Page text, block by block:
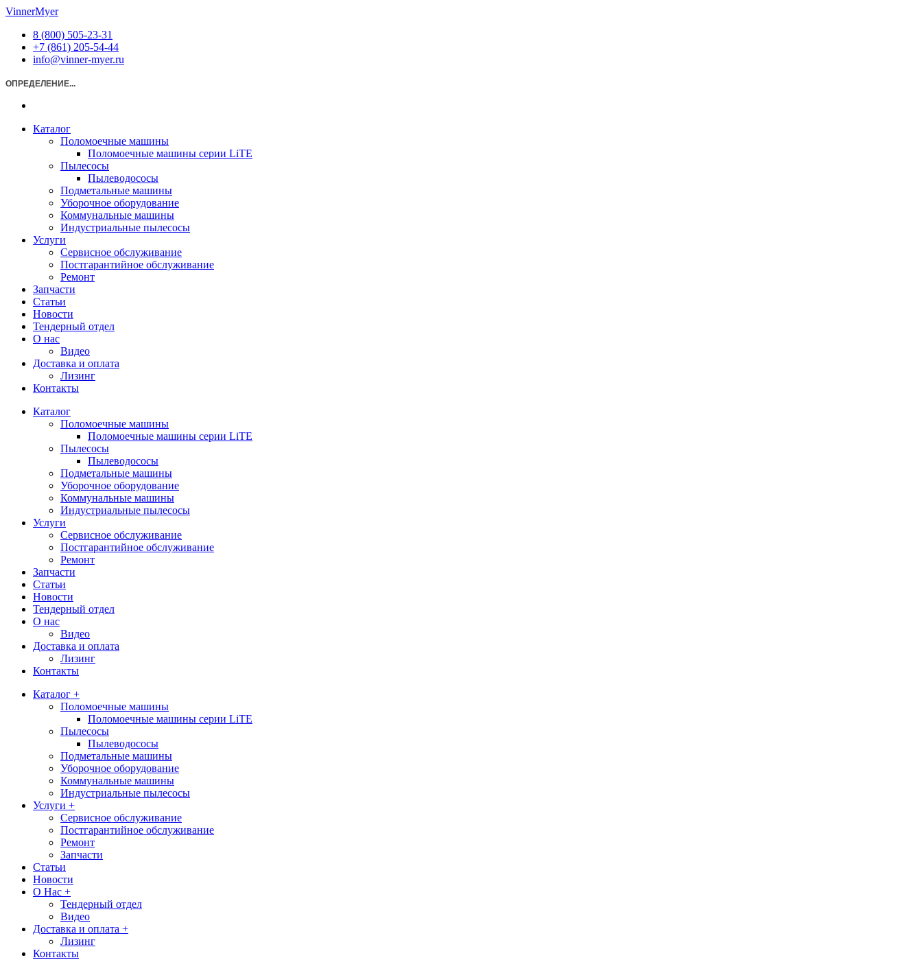
Перейти
содержимому
VinnerMyer
8 (800) 505-23-31
+7 (861) 205-54-44
info@vinner-myer.ru
ОПРЕДЕЛЕНИЕ...
Каталог
Поломоечные машины
Поломоечные машины серии LiTE
Пылесосы
Пылеводососы
Подметальные машины
Уборочное оборудование
Коммунальные машины
Индустриальные пылесосы
Услуги
Сервисное обслуживание
Постгарантийное обслуживание
Ремонт
Запчасти
Статьи
Новости
Тендерный отдел
О нас
Видео
Доставка и оплата
Лизинг
Контакты
Каталог
Поломоечные машины
Поломоечные машины серии LiTE
Пылесосы
Пылеводососы
Подметальные машины
Уборочное оборудование
Коммунальные машины
Индустриальные пылесосы
Услуги
Сервисное обслуживание
Постгарантийное обслуживание
Ремонт
Запчасти
Статьи
Новости
Тендерный отдел
О нас
Видео
Доставка и оплата
Лизинг
Контакты
Каталог +
Поломоечные машины
Поломоечные машины серии LiTE
Пылесосы
Пылеводососы
Подметальные машины
Уборочное оборудование
Коммунальные машины
Индустриальные пылесосы
Услуги +
Сервисное обслуживание
Постгарантийное обслуживание
Ремонт
Запчасти
Статьи
Новости
О Нас +
Тендерный отдел
Видео
Доставка и оплата +
Лизинг
Контакты